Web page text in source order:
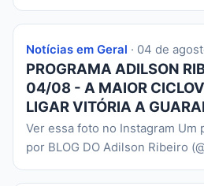
Notícias em Geral · 04 de
PROGRAMA ADILSON
04/08 - A MAIOR
LIGAR VITÓRIA A
Ver essa foto no Instagram Um
por BLOG DO Adilson Ribeiro